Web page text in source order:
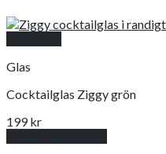
Glas
Cocktailglas Ziggy grön
199kr